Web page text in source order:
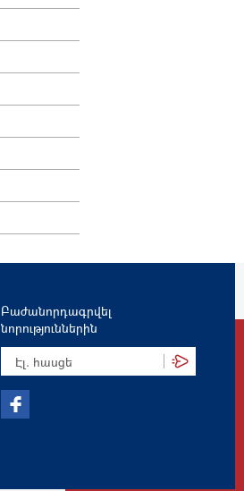
Բաժանորդագրվել
նորություններին